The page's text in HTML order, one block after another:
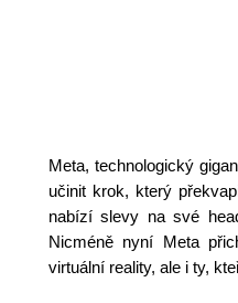
Meta, technologický
učinit krok, který
nabízí slevy na své
Nicméně nyní Meta
virtuální reality, ale i ty,